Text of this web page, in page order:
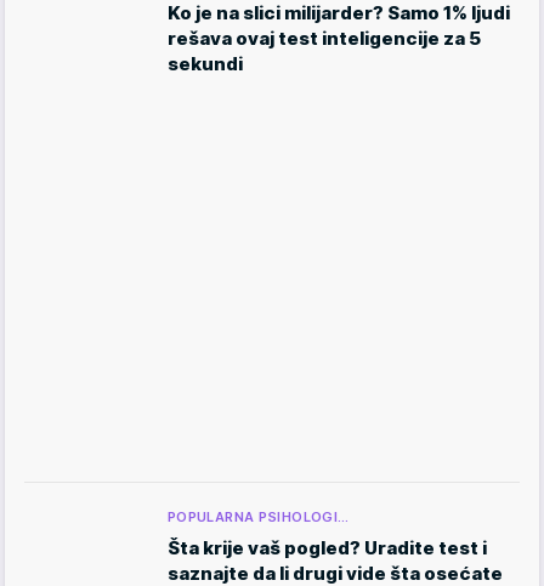
Ko je na slici milijarder? Samo 1% ljudi
rešava ovaj test inteligencije za 5
sekundi
POPULARNA PSIHOLOGI…
Šta krije vaš pogled? Uradite test i
saznajte da li drugi vide šta osećate